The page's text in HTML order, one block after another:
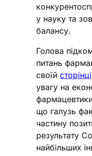
у науку та
балансу.
Голова
питань
своїй сторінці
увагу на
що галузь
частину
результату
найбільших